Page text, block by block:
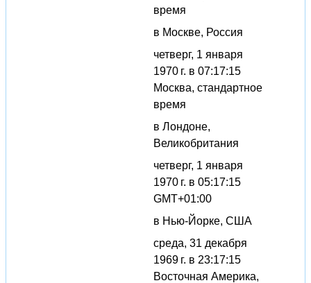
время
в Москве, Россия
четверг, 1 января
1970 г. в 07:17:15
Москва, стандартное
время
в Лондоне,
Великобритания
четверг, 1 января
1970 г. в 05:17:15
GMT+01:00
в Нью-Йорке, США
среда, 31 декабря
1969 г. в 23:17:15
Восточная Америка,